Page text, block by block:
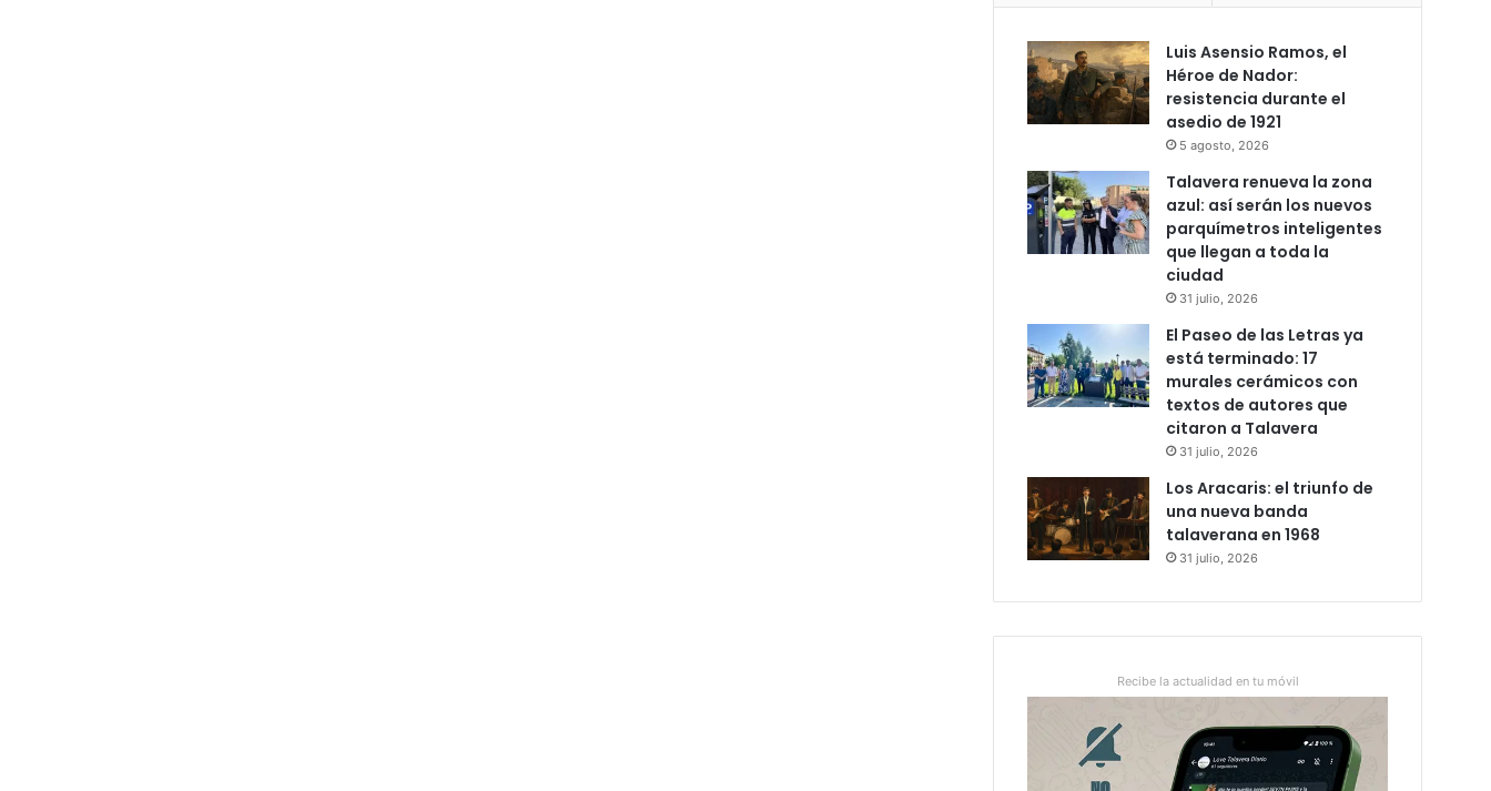
Luis Asensio Ramos, el
Héroe de Nador:
resistencia durante el
asedio de 1921
5 agosto, 2026
Talavera renueva la zona
azul: así serán los nuevos
parquímetros inteligentes
que llegan a toda la
ciudad
31 julio, 2026
El Paseo de las Letras ya
está terminado: 17
murales cerámicos con
textos de autores que
citaron a Talavera
31 julio, 2026
Los Aracaris: el triunfo de
una nueva banda
talaverana en 1968
31 julio, 2026
Recibe la actualidad en tu móvil